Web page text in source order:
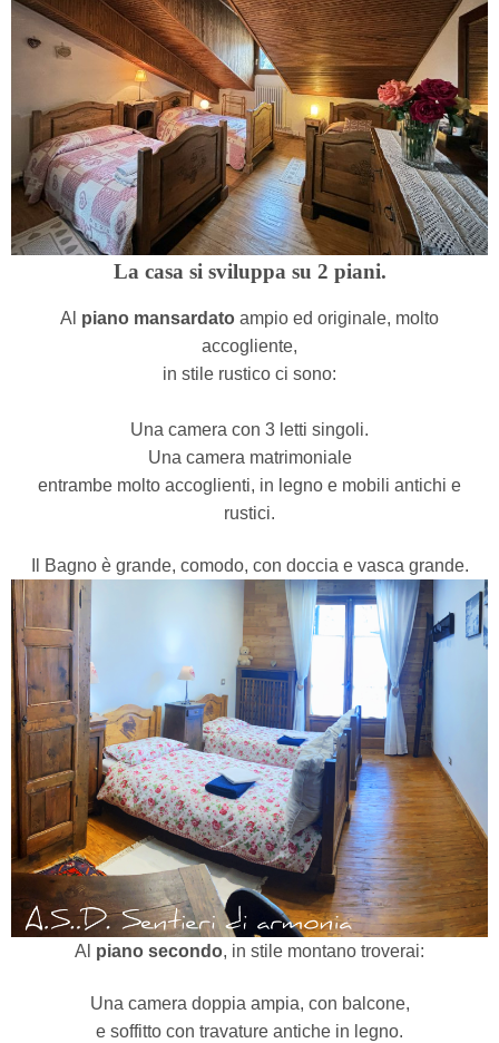
La casa si sviluppa su 2 piani.
Al piano mansardato ampio ed originale, molto
accogliente,
in stile rustico ci sono:
Una camera con 3 letti singoli.
Una camera matrimoniale
entrambe molto accoglienti, in legno e mobili antichi e
rustici.
Il Bagno è grande, comodo, con doccia e vasca grande.
Al piano secondo, in stile montano troverai:
Una camera doppia ampia, con balcone,
e soffitto con travature antiche in legno.